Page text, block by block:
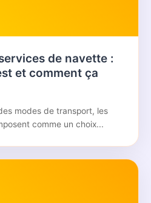
de navette :
et comment ça
modes de transport, les
comme un choix...